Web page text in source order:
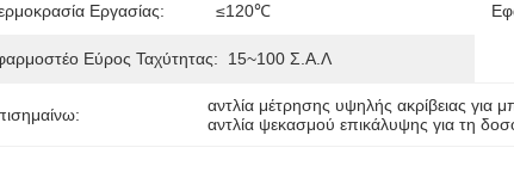
Εργασίας: ≤120℃
Εύρος Ταχύτητας: 15~100 Σ.α.λ
αντλία μέτρησης υψηλής ακρίβειας για
αντλία ψεκασμού επικάλυψης για τη